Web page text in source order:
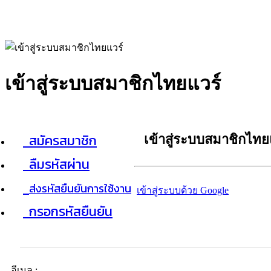
เข้าสู่ระบบสมาชิกไทยแวร์
สมัครสมาชิก
ลืมรหัสผ่าน
ส่งรหัสยืนยันการใช้งาน
กรอกรหัสยืนยัน
เข้าสู่ระบบสมาชิกไท
เข้าสู่ระบบด้วย Google